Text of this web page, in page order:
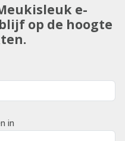
e-
op de hoogte
in